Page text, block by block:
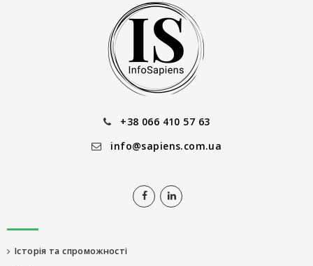
+38 066 410 57 63
info@sapiens.com.ua
Історія та спроможності